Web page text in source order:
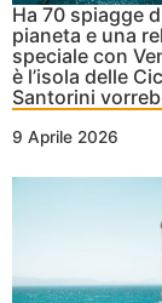
Ha 70 spiagge
pianeta e una
speciale con
è l’isola delle
Santorini
9 Aprile 2026